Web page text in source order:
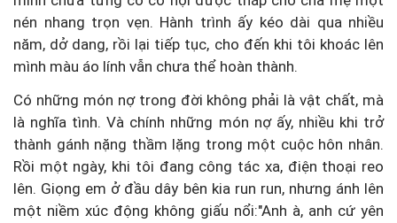
nén nhang trọn vẹn. Hành trình ấy kéo dài qua nhiều
năm, dở dang, rồi lại tiếp tục, cho đến khi tôi khoác lên
mình màu áo lính vẫn chưa thể hoàn thành.
Có những món nợ trong đời không phải là vật chất, mà
là nghĩa tình. Và chính những món nợ ấy, nhiều khi trở
thành gánh nặng thầm lặng trong một cuộc hôn nhân.
Rồi một ngày, khi tôi đang công tác xa, điện thoại reo
lên. Giọng em ở đầu dây bên kia run run, nhưng ánh lên
một niềm xúc động không giấu nổi:"Anh à, anh cứ yên